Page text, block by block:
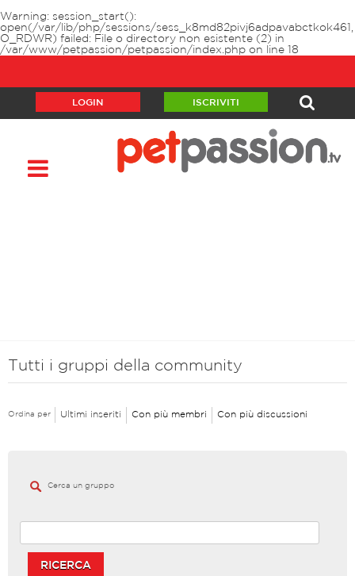
Warning: session_start():
open(/var/lib/php/sessions/sess_k8md82pivj6adpavabctkok461,
O_RDWR) failed: File o directory non esistente (2) in
/var/www/petpassion/petpassion/index.php on line 18
LOGIN ISCRIVITI
Tutti i gruppi della community
Ordina per Ultimi inseriti Con più membri Con più discussioni
Cerca un gruppo
RICERCA